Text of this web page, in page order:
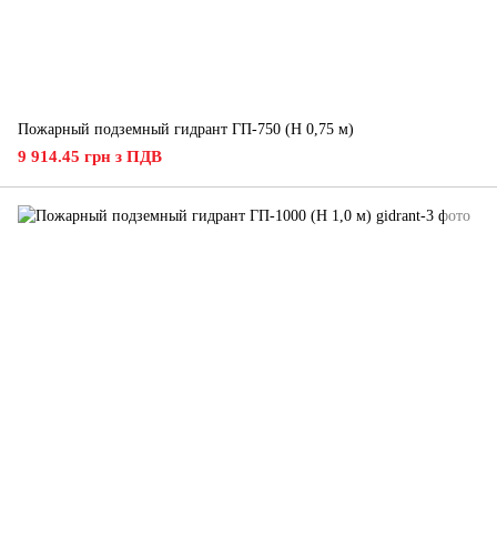
Пожарный подземный гидрант ГП-750 (H 0,75 м)
9 914.45 грн з ПДВ